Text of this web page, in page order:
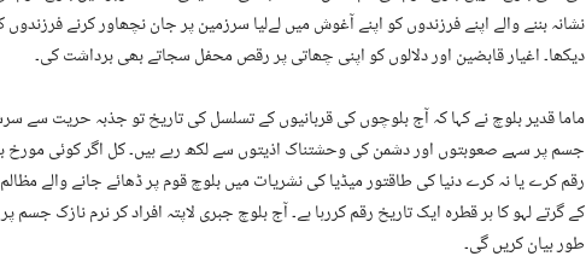
نشانہ بننے والے اپنے فرزندوں کو اپنے آغوش میں لےلیا سرزمین پر جان نچھاور کرنے
دیکھا۔ اغیار قابضین اور دلالوں کو اپنی چھاتی پر رقص محفل سجاتے بھی برداشت کی۔
ماما قدیر بلوچ نے کہا کہ آج بلوچوں کی قربانیوں کے تسلسل کی تاریخ تو جذبہ حریت سے
جسم پر سہے صعوبتوں اور دشمن کی وحشتناک اذیتوں سے لکھ رہے ہیں۔ کل اگر کوئی مورخ
رقم کرے یا نہ کرے دنیا کی طاقتور میڈیا کی نشریات میں بلوچ قوم پر ڈھائے جانے والے
کے گرتے لہو کا ہر قطرہ ایک تاریخ رقم کررہا ہے۔ آج بلوچ جبری لاپتہ افراد کر نرم نازک
طور بیان کریں گی۔